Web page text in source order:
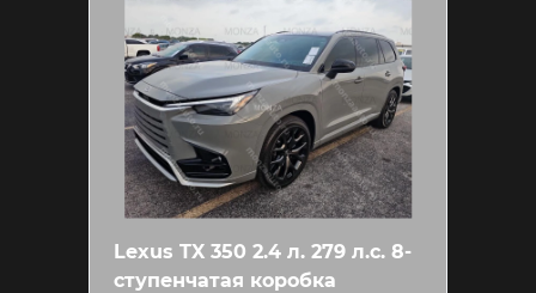
Lexus TX 350 2.4 л. 279 л.c. 8-
ступенчатая коробка